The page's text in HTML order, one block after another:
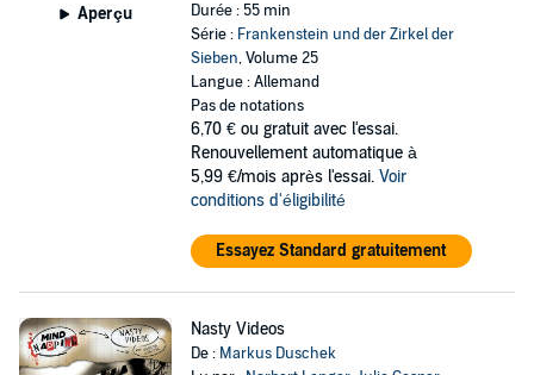
Aperçu
Durée : 55 min
Série : Frankenstein und der Zirkel der
Sieben, Volume 25
Langue : Allemand
Pas de notations
6,70 € ou gratuit avec l'essai.
Renouvellement automatique à
5,99 €/mois après l'essai. Voir
conditions d'éligibilité
Essayez Standard gratuitement
Nasty Videos
De : Markus Duschek